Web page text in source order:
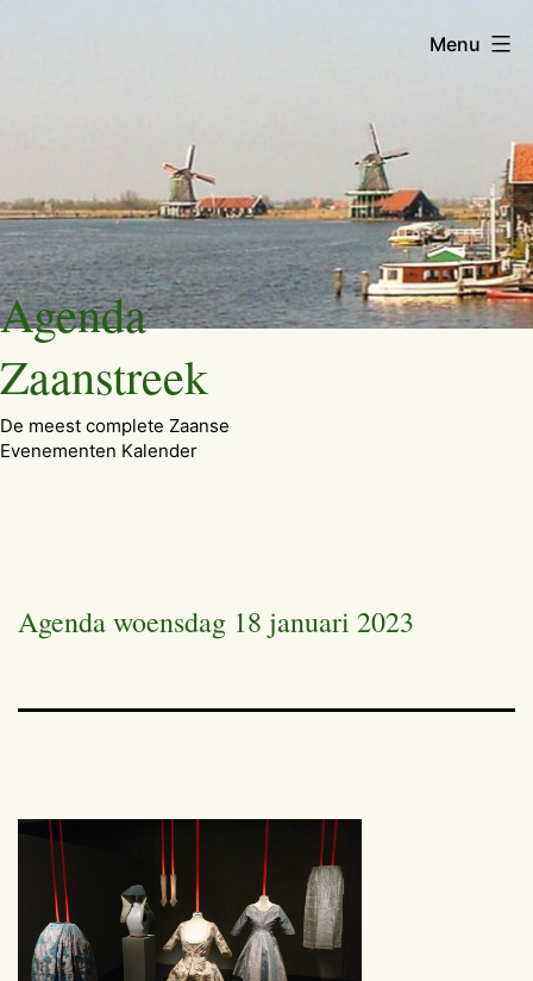
Ga
naar
de
inhoud
Agenda
Zaanstreek
De meest complete Zaanse
Evenementen Kalender
Menu
Agenda woensdag 18 januari 2023